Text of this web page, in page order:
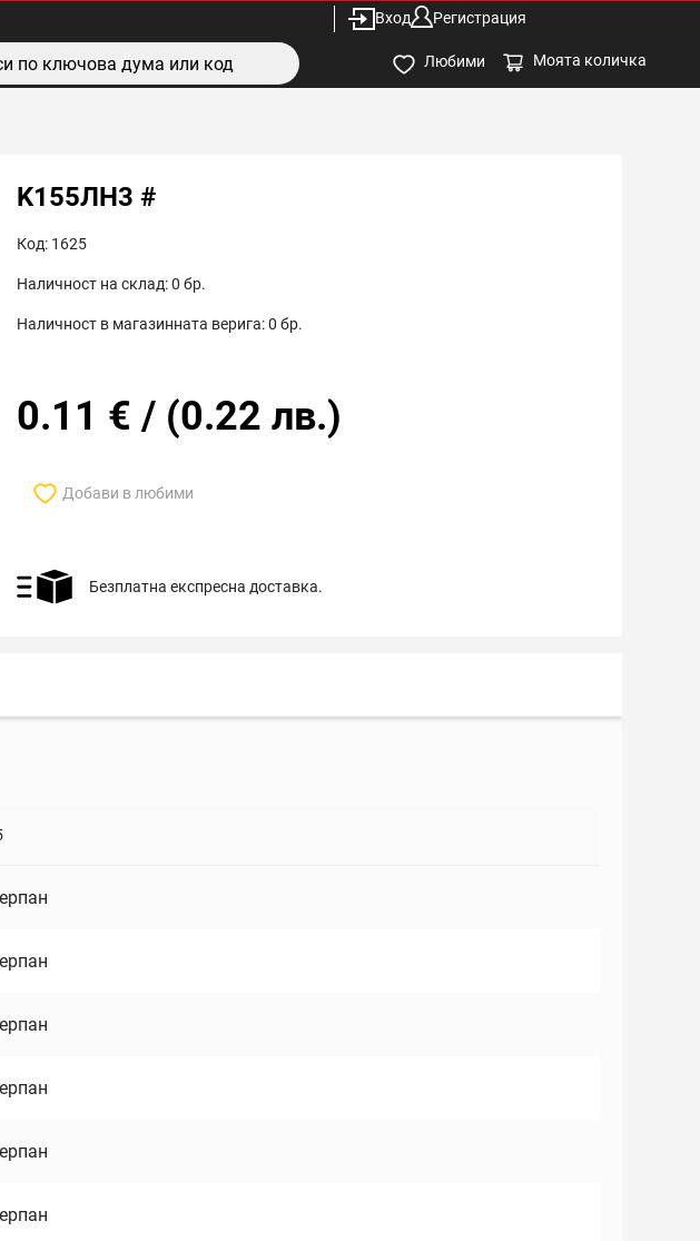
Вход Регистрация
Любими Моята количка
K155ЛН3 #
Код: 1625
Наличност на склад:0 бр.
Наличност в магазинната верига:0 бр.
0.11 € / (0.22 лв.)
Добави в любими
Безплатна експресна доставка.